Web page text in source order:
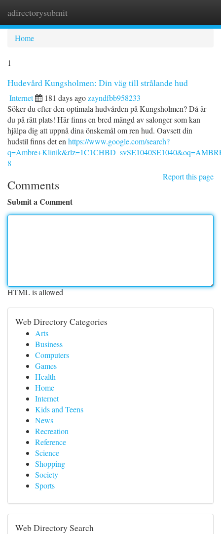
adirectorysubmit
Home
1
Hudevård Kungsholmen: Din väg till strålande hud
Internet 181 days agozayndfbb958233
Söker du efter den optimala hudvården på Kungsholmen? Då är
du på rätt plats! Här finns en bred mängd av salonger som kan
hjälpa dig att uppnå dina önskemål om ren hud. Oavsett din
hudstil finns det en https://www.google.com/search?
8
Report this page
Comments
Submit a Comment
HTML is allowed
Web Directory Categories
Arts
Business
Computers
Games
Health
Home
Internet
Kids and Teens
News
Recreation
Reference
Science
Shopping
Society
Sports
Web Directory Search